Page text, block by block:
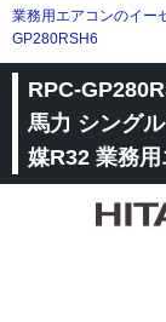
業務用エアコンのイー
GP280RSH6
RPC-
馬力 シング
媒R32 業務